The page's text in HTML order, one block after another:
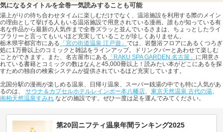
気になるタイトルを全巻一気読みすることも可能
湯上がりの待ち合わせタイムに楽しむだけでなく、温浴施設を利用する際のメイン
の理由として挙げる人もいる温浴施設で用意されている漫画。誰もが知っている有
名な作品から最新の人気作まで全巻ズラッと並んでいるさまは、ちょっとしたライ
ブラリーと言ってもいいほど充実していることが珍しくありません。
栃木県宇都宮市にある 「宮の街道温泉 江戸遊」 では、岩盤浴フロアにあるくつろぎ
処に1万冊以上のコミックと雑誌をラインアップ。ドリンクバーとあわせて楽しむ
ことができます。また、名古屋市にある 「RAKU SPA GARDEN 名古屋」 に用意さ
れている書籍とコミックの数はなんと45,000冊以上！読みたい本がどこにあるを探
すための独自の検索システムが提供されているほど充実しています。
北国分駅の漫画が楽しめる温泉、日帰り温泉、スーパー銭湯の中でも特に人気があ
るのは、 サウナ＆カプセルホテルレインボー本八幡店、 東京天然温泉 古代の湯、
南柏天然温泉すみれ などの施設です。ぜひ一度は足を運んでみてください。
第20回ニフティ温泉年間ランキング2025